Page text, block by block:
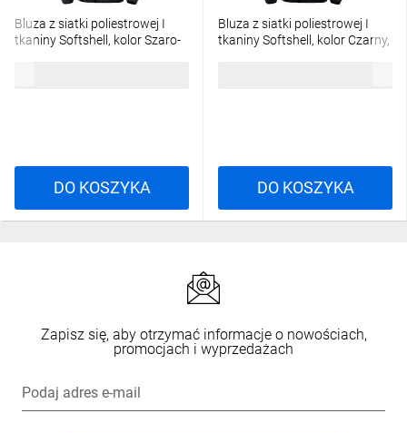
Bluza z siatki poliestrowej I
tkaniny Softshell, kolor Szaro-
DO KOSZYKA
Bluza z siatki poliestrowej I
tkaniny Softshell, kolor Czarny,
DO KOSZYKA
Zapisz się, aby otrzymać informacje o nowościach,
promocjach i wyprzedażach
Podaj adres e-mail